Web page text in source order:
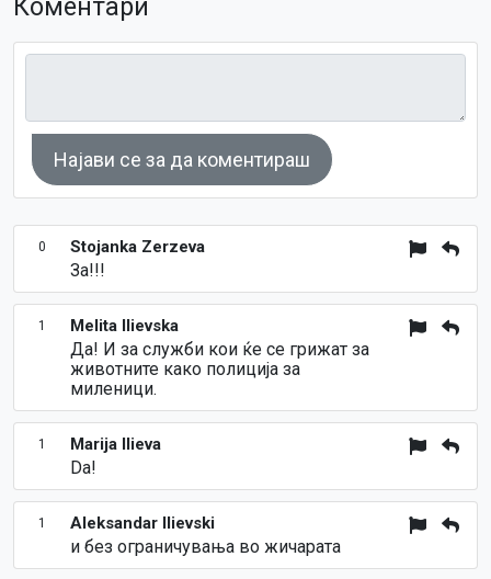
Коментари
Најави се за да коментираш
0 Stojanka Zerzeva
За!!!
1 Melita Ilievska
Да! И за служби кои ќе се грижат за
животните како полиција за
миленици.
1 Marija Ilieva
Da!
1 Aleksandar Ilievski
и без ограничувања во жичарата